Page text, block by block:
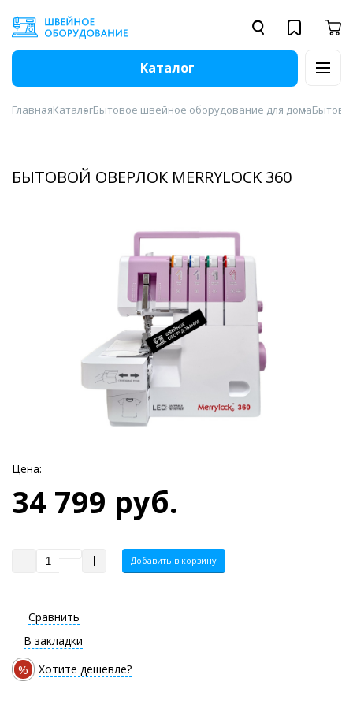
Каталог
ГлавнаяКаталогБытовое швейное оборудование для дома
БЫТОВОЙ ОВЕРЛОК MERRYLOCK 360
Цена:
34 799 руб.
Добавить в корзину
Сравнить
В закладки
% Хотите дешевле?